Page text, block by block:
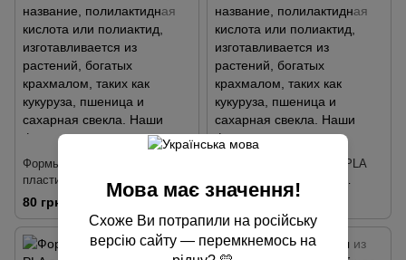
свекла. Наши формы
тщательно разработаны так,
свекла. Наши формы
тщательно разработаны так,
Формы изготовлены из PLA
пластика. PLA - общее
название, полилактидная
кислота или полиактид,
изготавливается из растений,
богатых крахмалом, таких как
80 грн
Формы изготовлены из PLA
название, полилактидная
кислота или полиактид,
изготавливается из растений,
богатых крахмалом, таких как
Мова має значення!
Схоже Ви потрапили на російську
версію сайту — перемкнемось на